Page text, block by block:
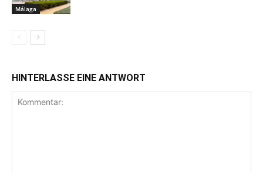
Málaga
HINTERLASSE EINE ANTWORT